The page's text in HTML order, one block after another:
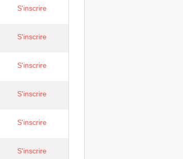
S'inscrire
S'inscrire
S'inscrire
S'inscrire
S'inscrire
S'inscrire